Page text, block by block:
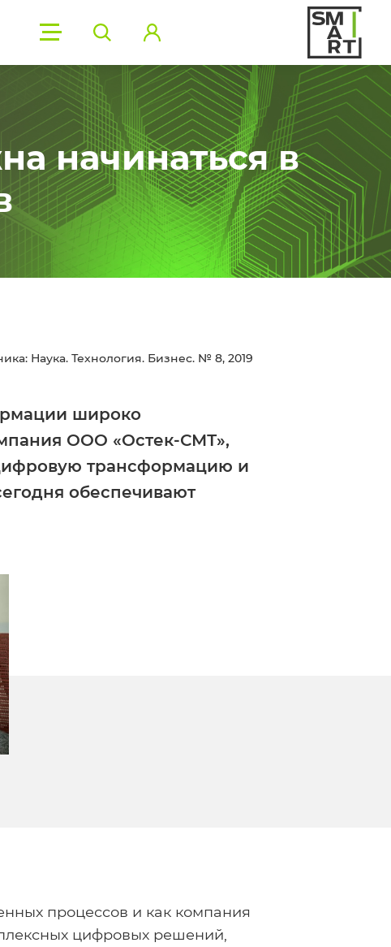
начинаться в
Наука. Технология. Бизнес. № 8, 2019
широко
ООО «Остек-СМТ»,
трансформацию и
обеспечивают
процессов и как компания
цифровых решений,